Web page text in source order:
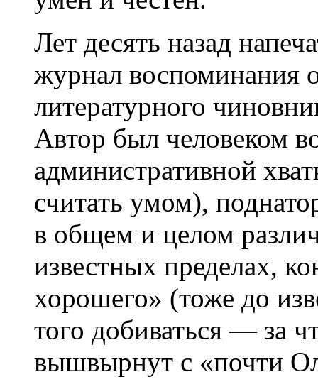
Лет десять назад
журнал воспоминания
литературного
Автор был человеком
административной
считать умом),
в общем и целом
известных пределах,
хорошего» (тоже до
того добиваться — за
вышвырнут с «почти